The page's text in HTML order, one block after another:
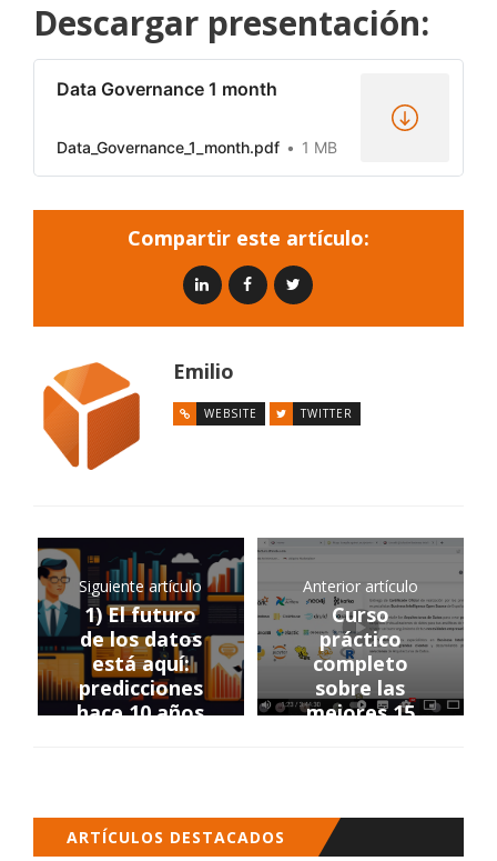
Descargar presentación:
Data Governance 1 month
Data_Governance_1_month.pdf 1 MB
Compartir este artículo:
Emilio
WEBSITE TWITTER
Siguiente artículo
1) El futuro
de los datos
está aquí:
predicciones
hace 10 años
Anterior artículo
Curso
práctico
completo
sobre las
mejores 15
ARTÍCULOS DESTACADOS